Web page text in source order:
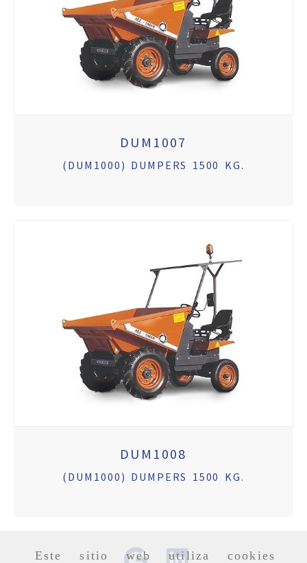
Este sitio web utiliza cookies
DUM1007
(DUM1000) DUMPERS 1500 KG.
DUM1008
(DUM1000) DUMPERS 1500 KG.